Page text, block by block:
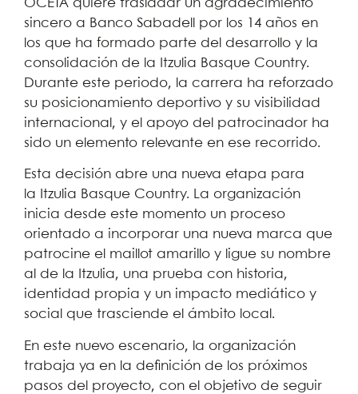
OCETA quiere trasladar un agradecimiento
sincero a Banco Sabadell por los 14 años en
los que ha formado parte del desarrollo y la
consolidación de la Itzulia Basque Country.
Durante este periodo, la carrera ha reforzado
su posicionamiento deportivo y su visibilidad
internacional, y el apoyo del patrocinador ha
sido un elemento relevante en ese recorrido.
Esta decisión abre una nueva etapa para
la Itzulia Basque Country. La organización
inicia desde este momento un proceso
orientado a incorporar una nueva marca que
patrocine el maillot amarillo y ligue su nombre
al de la Itzulia, una prueba con historia,
identidad propia y un impacto mediático y
social que trasciende el ámbito local.
En este nuevo escenario, la organización
trabaja ya en la definición de los próximos
pasos del proyecto, con el objetivo de seguir